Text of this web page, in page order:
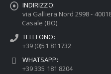
INDIRIZZO:
via Galliera Nord 2998 -
Casale (BO)
TELEFONO:
+39 (0)51 811732
WHATSAPP:
+39 335 181 8204